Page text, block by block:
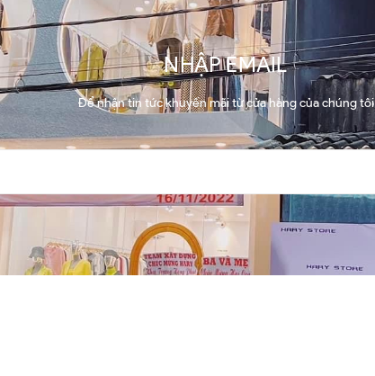
NHẬP EMAIL
Để nhận tin tức khuyến mãi từ cửa hàng của chúng tôi